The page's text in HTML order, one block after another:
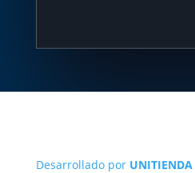
Desarrollado por UNITIENDA